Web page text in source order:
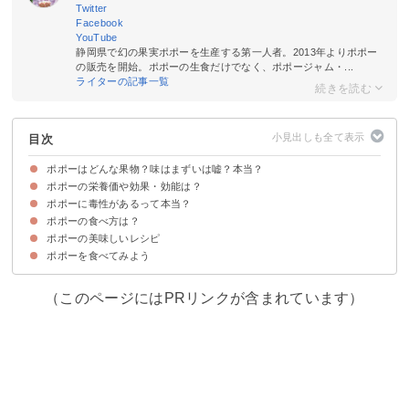
Twitter
Facebook
YouTube
静岡県で幻の果実ポポーを生産する第一人者。2013年よりポポー
の販売を開始。ポポーの生食だけでなく、ポポージャム・...
ライターの記事一覧
目次
ポポーはどんな果物？味はまずいは嘘？本当？
ポポーの見た目・値段など特徴
ポポーの旬・収穫時期は？食べ頃はいつ？
ポポーの味わい・匂いは？まずいは嘘？
ポポーの栄養価や効果・効能は？
①ビタミンC
②ミネラル
③食物繊維
ポポーに毒性があるって本当？
ポポーの果実ではなく葉に毒性がある
ポポーの食べ方は？
①皮を剥いて輪切りにする
②半分にカットしてスプーンですくって食べる
ポポーの美味しいレシピ
①ポポーのジャム
②ポポーのプリン
③ポポーのアイス
ポポーを食べてみよう
（このページにはPRリンクが含まれています）